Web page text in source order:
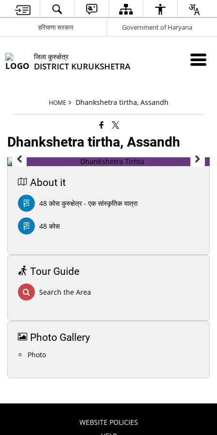
हरियाणा सरकार Government of Haryana
जिला कुरुक्षेत्र
DISTRICT KURUKSHETRA
HOME Dhankshetra tirtha, Assandh
Dhankshetra tirtha, Assandh
About it
48 कोस कुरुक्षेत्र - एक सांस्कृतिक यात्रा
48 कोस
Tour Guide
Search the Area
Photo Gallery
Photo
WEBSITE POLICIES